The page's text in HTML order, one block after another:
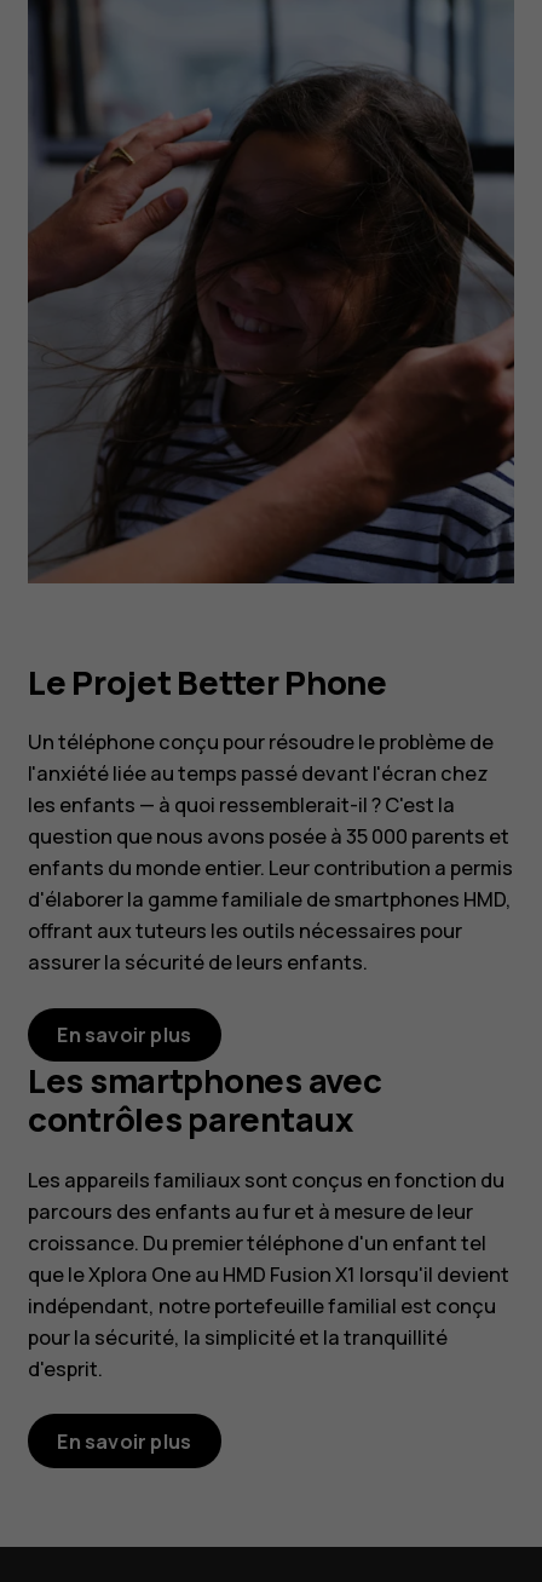
Le Projet Better Phone
Un téléphone conçu pour résoudre le problème de
l'anxiété liée au temps passé devant l'écran chez
les enfants — à quoi ressemblerait-il ? C'est la
question que nous avons posée à 35 000 parents et
enfants du monde entier. Leur contribution a permis
d'élaborer la gamme familiale de smartphones HMD,
offrant aux tuteurs les outils nécessaires pour
assurer la sécurité de leurs enfants.
En savoir plus
Les smartphones avec
contrôles parentaux
Les appareils familiaux sont conçus en fonction du
parcours des enfants au fur et à mesure de leur
croissance. Du premier téléphone d'un enfant tel
que le Xplora One au HMD Fusion X1 lorsqu'il devient
indépendant, notre portefeuille familial est conçu
pour la sécurité, la simplicité et la tranquillité
d'esprit.
En savoir plus